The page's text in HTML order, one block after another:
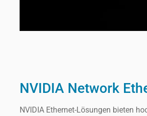
NVIDIA Network
NVIDIA Ethernet-Lösungen bieten